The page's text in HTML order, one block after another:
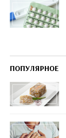
ПОПУЛЯРНОЕ